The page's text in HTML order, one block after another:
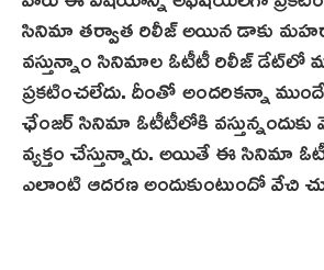
సినిమా తర్వాత రిలీజ్ అయిన డాకు
వస్తున్నాం సినిమాల ఓటీటీ రిలీజ్ డేట్‌లో
ప్రకటించలేదు. దీంతో అందరికన్నా
ఛేంజ‌ర్‌ సినిమా ఓటీటీలోకి
వ్యక్తం చేస్తున్నారు. అయితే ఈ సినిమా
ఎలాంటి ఆదరణ అందుకుంటుందో వేచి